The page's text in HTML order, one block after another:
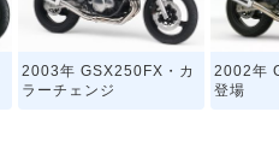
2003年 GSX250FX・カ
ラーチェンジ
2002年
登場